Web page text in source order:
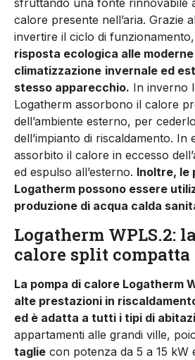
sfruttando una fonte rinnovabile
calore presente nell’aria. Grazie
invertire il ciclo di funzionamento,
risposta ecologica alle
climatizzazione invernale ed
stesso apparecchio. In inverno
Logatherm assorbono il calore
dell’ambiente esterno, per
dell’impianto di riscaldamento. In
assorbito il calore in eccesso
ed espulso all’esterno. Inoltre, le
Logatherm possono essere
produzione di acqua calda
Logatherm WPLS.2:
calore split
La pompa di calore Logatherm
alte prestazioni in
ed è adatta a tutti i tipi di
appartamenti alle grandi ville,
taglie con potenza da 5 a 15 kW